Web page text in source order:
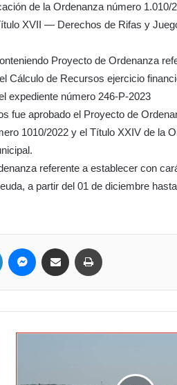
de la Ordenanza número 1.010/
XVII — Derechos de Rifas y
Proyecto de Ordenanza
Cálculo de Recursos ejercicio
expediente número 246-P-2023
fue aprobado el Proyecto de
1010/2022 y el Título XXIV de la
referente a establecer con
a partir del 01 de diciembre
LinkedIn MessengerCompartir por correo electrónico